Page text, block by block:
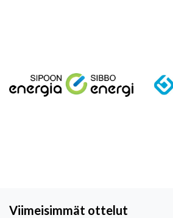
Viimeisimmät ottelut